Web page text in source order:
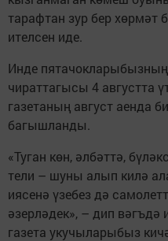
тарафтан зур бер хөрмәт
ителсен иде.
Инде пятачокларыбызның
чираттагысы 4 августта
газетаның август аенда
багышланды.
«Туган көн, әлбәттә,
тели – шуны алып килә
иясенә үзебез дә
әзерләдек», – дип
газета укучыларыбыз